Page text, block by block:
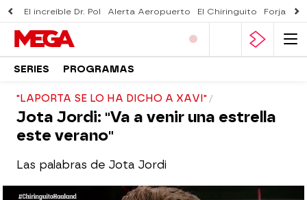
El increíble Dr. Pol Alerta Aeropuerto El Chiringuito Forjado
SERIES PROGRAMAS
"LAPORTA SE LO HA DICHO A XAVI"
Jota Jordi: "Va a venir una estrella
este verano"
Las palabras de Jota Jordi